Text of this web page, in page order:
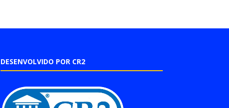
DESENVOLVIDO POR CR2